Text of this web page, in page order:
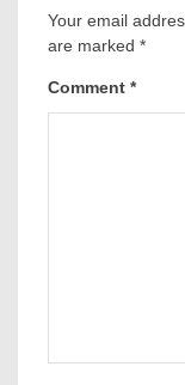
Your email
are marked *
Comment *